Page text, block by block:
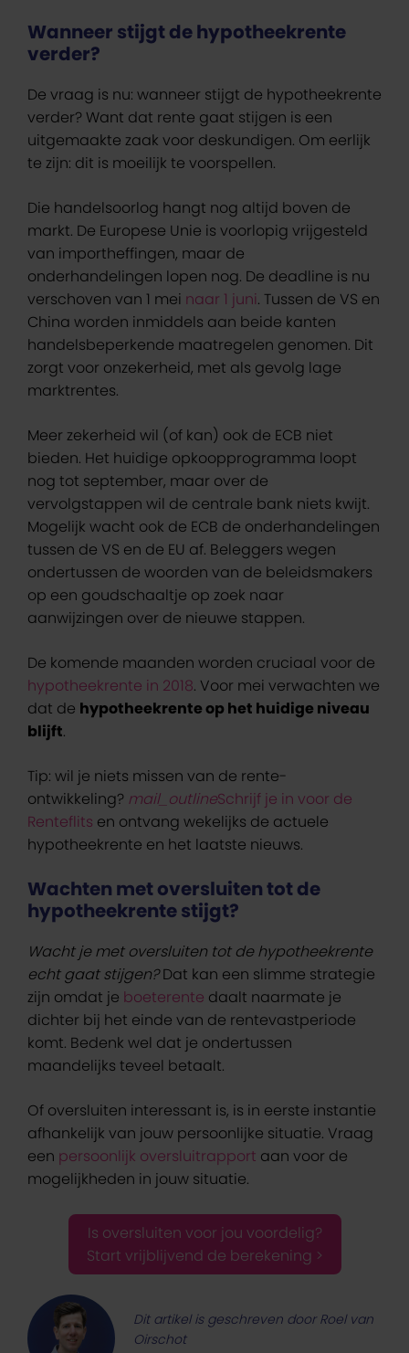
Wanneer stijgt de hypotheekrente
verder?
De vraag is nu: wanneer stijgt de hypotheekrente
verder? Want dat rente gaat stijgen is een
uitgemaakte zaak voor deskundigen. Om eerlijk
te zijn: dit is moeilijk te voorspellen.
Die handelsoorlog hangt nog altijd boven de
markt. De Europese Unie is voorlopig vrijgesteld
van importheffingen, maar de
onderhandelingen lopen nog. De deadline is nu
verschoven van 1 mei naar 1 juni. Tussen de VS en
China worden inmiddels aan beide kanten
handelsbeperkende maatregelen genomen. Dit
zorgt voor onzekerheid, met als gevolg lage
marktrentes.
Meer zekerheid wil (of kan) ook de ECB niet
bieden. Het huidige opkoopprogramma loopt
nog tot september, maar over de
vervolgstappen wil de centrale bank niets kwijt.
Mogelijk wacht ook de ECB de onderhandelingen
tussen de VS en de EU af. Beleggers wegen
ondertussen de woorden van de beleidsmakers
op een goudschaaltje op zoek naar
aanwijzingen over de nieuwe stappen.
De komende maanden worden cruciaal voor de
hypotheekrente in 2018. Voor mei verwachten we
dat de hypotheekrente op het huidige niveau
blijft.
Tip: wil je niets missen van de rente-
ontwikkeling? mail_outlineSchrijf je in voor de
Renteflits en ontvang wekelijks de actuele
hypotheekrente en het laatste nieuws.
Wachten met oversluiten tot de
hypotheekrente stijgt?
Wacht je met oversluiten tot de hypotheekrente
echt gaat stijgen?Dat kan een slimme strategie
zijn omdat je boeterente daalt naarmate je
dichter bij het einde van de rentevastperiode
komt. Bedenk wel dat je ondertussen
maandelijks teveel betaalt.
Of oversluiten interessant is, is in eerste instantie
afhankelijk van jouw persoonlijke situatie. Vraag
een persoonlijk oversluitrapport aan voor de
mogelijkheden in jouw situatie.
Is oversluiten voor jou voordelig?
Start vrijblijvend de berekening >
Dit artikel is geschreven door Roel van
Oirschot